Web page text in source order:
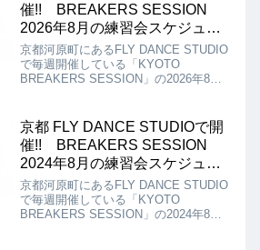
催!! BREAKERS SESSION
2026年8月の練習会スケジュー
ル!!
京都河原町にあるFLY DANCE STUDIO
で毎週開催している「KYOTO
BREAKERS SESSION」の2026年8月
14：00～17：00 FLY DANCE
STUDIO 寺町Aスタジオ アクセス：
京都市中京区寺町通錦小路下る東大文字
町292 寺町 詩の小路3F ￥500
京都 FLY DANCE STUDIOで開
催!! BREAKERS SESSION
2024年8月の練習会スケジュー
ル!!
京都河原町にあるFLY DANCE STUDIO
で毎週開催している「KYOTO
BREAKERS SESSION」の2024年8月